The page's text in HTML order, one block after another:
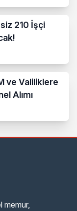
210 İşçi
ve Valiliklere
Alımı
memur,